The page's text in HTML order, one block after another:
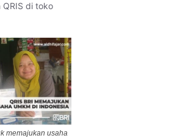
di toko
memajukan usaha